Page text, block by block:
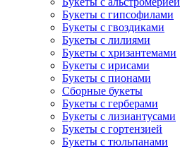
Букеты с гипсофилами
Букеты с гвоздиками
Букеты с лилиями
Букеты с хризантемами
Букеты с ирисами
Букеты с пионами
Сборные букеты
Букеты с герберами
Букеты с лизиантусами
Букеты с гортензией
Букеты с тюльпанами